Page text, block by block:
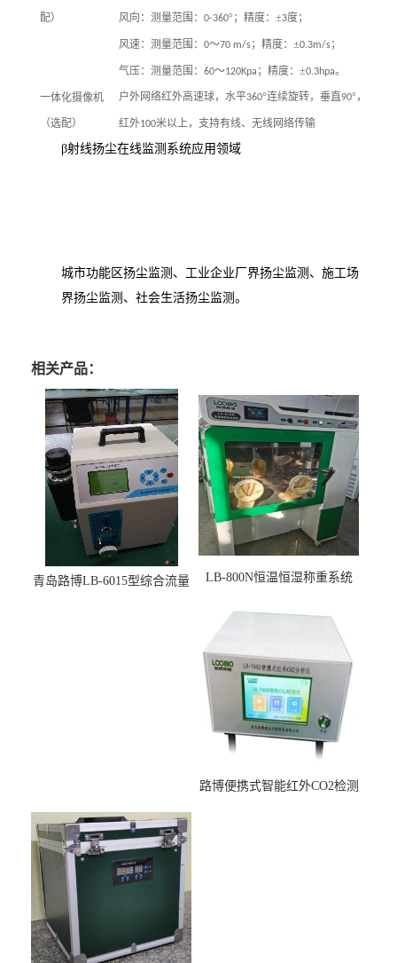
配） 风向：测量范围： 0-360°；精度：±3度；
风速：测量范围： 0～70 m/s；精度：±0.3m/s；
气压：测量范围： 60～120Kpa ；精度：±0.3hpa。
一体化摄像机
（选配）
户外网络红外高速球，水平360°连续旋转，垂直90°，
红外100米以上，支持有线、无线网络传输
β射线扬尘在线监测系统应用领域
城市功能区扬尘监测、工业企业厂界扬尘监测、施工场
界扬尘监测、社会生活扬尘监测。
相关产品：
青岛路博LB-6015型综合流量
LB-800N恒温恒湿称重系统
路博便携式智能红外CO2检测